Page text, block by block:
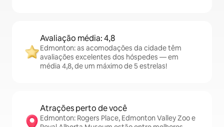
Avaliação média: 4,8
Edmonton: as acomodações da cidade têm
avaliações excelentes dos hóspedes — em
média 4,8, de um máximo de 5 estrelas!
Atrações perto de você
Edmonton: Rogers Place, Edmonton Valley Zoo e